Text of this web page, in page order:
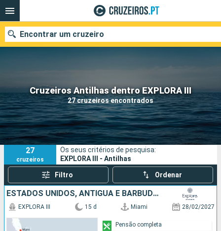
Cruzeiros Antilhas dentro EXPLORA III
27 cruzeiros encontrados
Encontrar um cruzeiro
Quando ir?
Data de partida
Portos Companhias
Pesquisar
27
cruzeiros
Os seus critérios de pesquisa:
EXPLORA III - Antilhas
Filtro Ordenar
ESTADOS UNIDOS, ANTÍGUA E BARBUDA, GUADALUPE, PORTO RICO, SÃO MARTINHO, FRANÇA, ILHAS TURCAS E CAICOS
EXPLORA III 15 d Miami 28/02/2027
Pensão completa